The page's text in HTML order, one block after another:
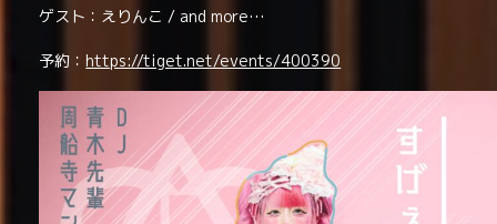
ゲスト：えりんこ / and more…
予約：https://tiget.net/events/400390